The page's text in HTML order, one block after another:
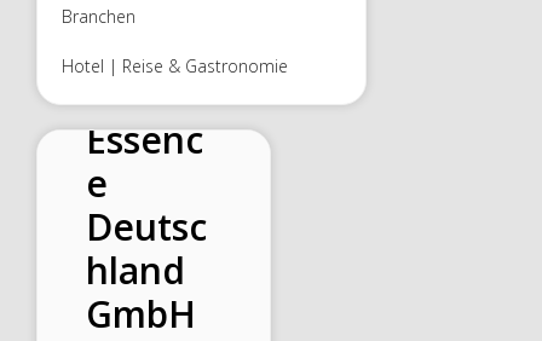
Branchen
Hotel | Reise & Gastronomie
Travel
Essenc
e
Deutsc
hland
GmbH